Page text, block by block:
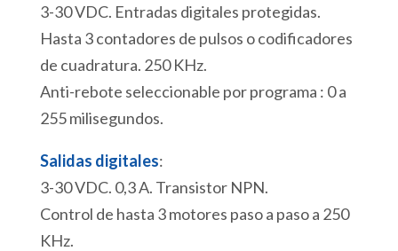
3-30 VDC. Entradas digitales protegidas.
Hasta 3 contadores de pulsos o codificadores
de cuadratura. 250 KHz.
Anti-rebote seleccionable por programa : 0 a
255 milisegundos.
Salidas digitales:
3-30 VDC. 0,3 A. Transistor NPN.
Control de hasta 3 motores paso a paso a 250
KHz.